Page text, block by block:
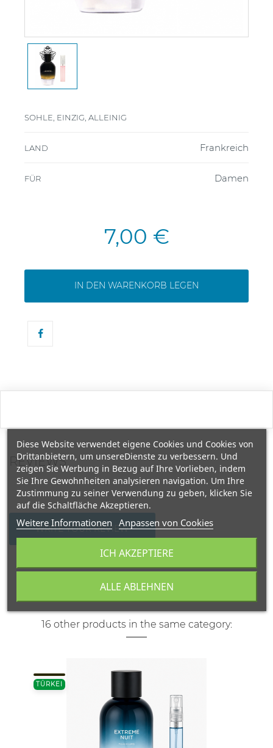
SOHLE, EINZIG, ALLEINIG
LAND Frankreich
FÜR Damen
7,00 €
IN DEN WARENKORB LEGEN
REVIEWS
WRITE YOUR REVIEW
16 other products in the same category:
TÜRKEI
Diese Website verwendet eigene Cookies und Cookies von
Drittanbietern, um unsereDienste zu verbessern. Und
zeigen Sie Werbung in Bezug auf Ihre Vorlieben, indem
Sie Ihre Gewohnheiten analysieren navigation. Um Ihre
Zustimmung zu seiner Verwendung zu geben, klicken Sie
auf die Schaltfläche Akzeptieren.
Weitere Informationen Anpassen von Cookies
ALLE ABLEHNEN
ICH AKZEPTIERE